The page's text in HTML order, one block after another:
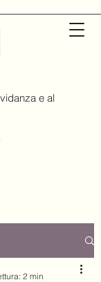
e al
2 min